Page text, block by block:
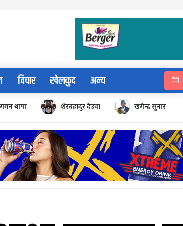
विचार खेलकुद अन्य
गगन थापा शेरबहादुर देउवा खगेन्द्र सुनार